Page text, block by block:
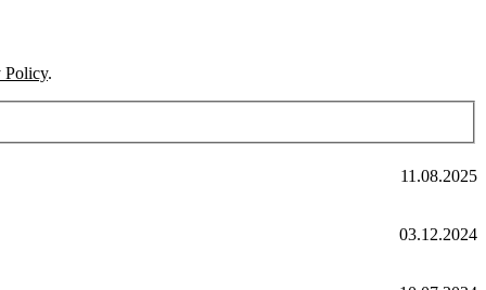
Policy.
11.08.2025
03.12.2024